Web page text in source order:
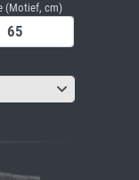
(Motief, cm)